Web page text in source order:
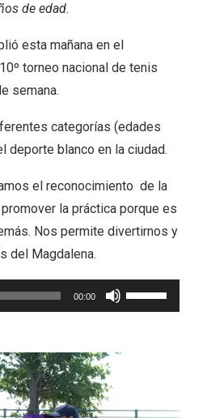
de edad.
esta mañana en el
torneo nacional de tenis
semana.
categorías (edades
deporte blanco en la ciudad.
el reconocimiento de la
la práctica porque es
Nos permite divertirnos y
del Magdalena.
00:00
Utiliza
las